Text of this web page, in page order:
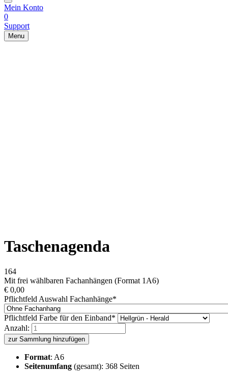
Mein Konto
0
Support
Menu
Taschenagenda
164
Mit frei wählbaren Fachanhängen (Format 1A6)
€ 0,00
Pflichtfeld Auswahl Fachanhänge*
Pflichtfeld Farbe für den Einband*
Anzahl:
zur Sammlung hinzufügen
Format: A6
Seitenumfang (gesamt): 368 Seiten